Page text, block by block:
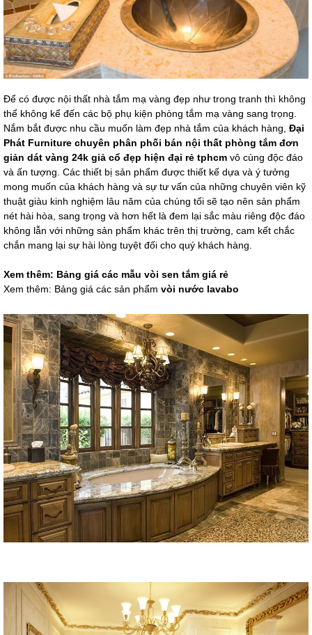
Để có được nội thất nhà tắm mạ vàng đẹp như trong tranh thì không
thể không kể đến các bộ phụ kiện phòng tắm mạ vàng sang trọng.
Nắm bắt được nhu cầu muốn làm đẹp nhà tắm của khách hàng, Đại
Phát Furniture chuyên phân phối bán nội thất phòng tắm đơn
giản dát vàng 24k giả cổ đẹp hiện đại rẻ tphcm vô cùng độc đáo
và ấn tượng. Các thiết bị sản phẩm được thiết kế dựa và ý tưởng
mong muốn của khách hàng và sự tư vấn của những chuyên viên kỹ
thuật giàu kinh nghiệm lâu năm của chúng tối sẽ tạo nên sản phẩm
nét hài hòa, sang trọng và hơn hết là đem lại sắc màu riêng độc đáo
không lẫn với những sản phẩm khác trên thị trường, cam kết chắc
chắn mang lại sự hài lòng tuyệt đối cho quý khách hàng.
Xem thêm: Bảng giá các mẫu vòi sen tắm giá rẻ
Xem thêm: Bảng giá các sản phẩm vòi nước lavabo